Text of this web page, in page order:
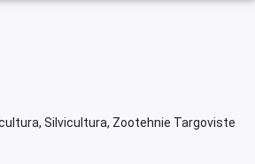
Silvicultura, Zootehnie Targoviste